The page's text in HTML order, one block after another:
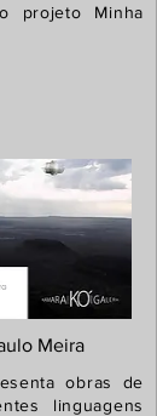
projeto Minha
Meira
obras de
linguagens